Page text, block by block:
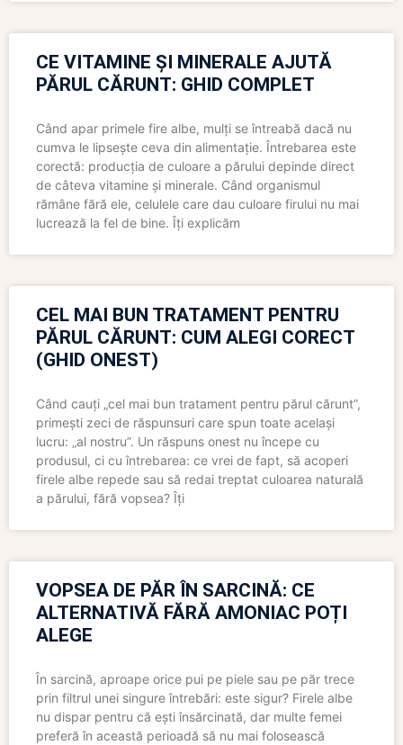
CE VITAMINE ȘI MINERALE AJUTĂ
PĂRUL CĂRUNT: GHID COMPLET
Când apar primele fire albe, mulți se întreabă dacă nu
cumva le lipsește ceva din alimentație. Întrebarea este
corectă: producția de culoare a părului depinde direct
de câteva vitamine și minerale. Când organismul
rămâne fără ele, celulele care dau culoare firului nu mai
lucrează la fel de bine. Îți explicăm
CEL MAI BUN TRATAMENT PENTRU
PĂRUL CĂRUNT: CUM ALEGI CORECT
(GHID ONEST)
Când cauți „cel mai bun tratament pentru părul cărunt”,
primești zeci de răspunsuri care spun toate același
lucru: „al nostru”. Un răspuns onest nu începe cu
produsul, ci cu întrebarea: ce vrei de fapt, să acoperi
firele albe repede sau să redai treptat culoarea naturală
a părului, fără vopsea? Îți
VOPSEA DE PĂR ÎN SARCINĂ: CE
ALTERNATIVĂ FĂRĂ AMONIAC POȚI
ALEGE
În sarcină, aproape orice pui pe piele sau pe păr trece
prin filtrul unei singure întrebări: este sigur? Firele albe
nu dispar pentru că ești însărcinată, dar multe femei
preferă în această perioadă să nu mai folosească